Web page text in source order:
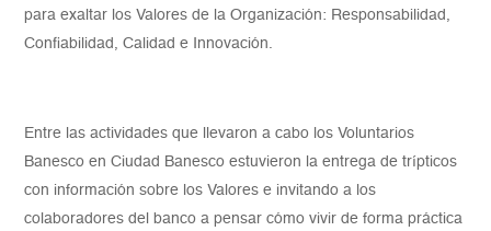
para exaltar los Valores de la Organización: Responsabilidad,
Confiabilidad, Calidad e Innovación.
Entre las actividades que llevaron a cabo los Voluntarios
Banesco en Ciudad Banesco estuvieron la entrega de trípticos
con información sobre los Valores e invitando a los
colaboradores del banco a pensar cómo vivir de forma práctica